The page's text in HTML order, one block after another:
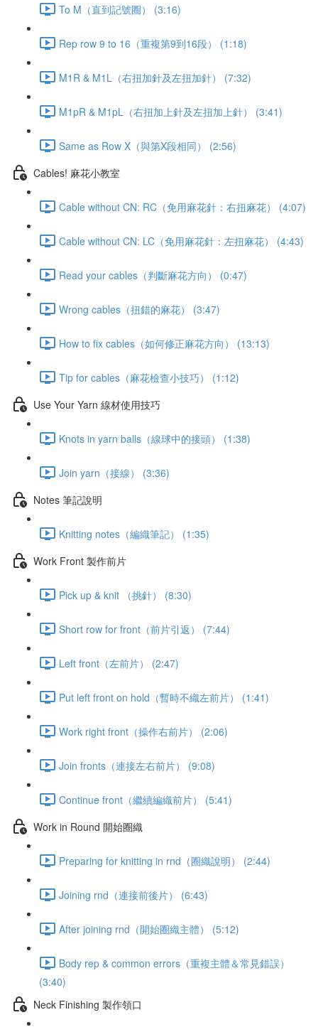
To M（直到記號圈） (3:16)
Rep row 9 to 16（重複第9到16段） (1:18)
M1R & M1L（右扭加針及左扭加針） (7:32)
M1pR & M1pL（右扭加上針及左扭加上針） (3:41)
Same as Row X（與第X段相同） (2:56)
Cables! 麻花小教室
Cable without CN: RC（免用麻花針：右扭麻花） (4:07)
Cable without CN: LC（免用麻花針：左扭麻花） (4:43)
Read your cables（判斷麻花方向） (0:47)
Wrong cables（扭錯的麻花） (3:47)
How to fix cables（如何修正麻花方向） (13:13)
Tip for cables（麻花檢查小技巧） (1:12)
Use Your Yarn 線材使用技巧
Knots in yarn balls（線球中的接頭） (1:38)
Join yarn（接線） (3:36)
Notes 筆記說明
Knitting notes（編織筆記） (1:35)
Work Front 製作前片
Pick up & knit （挑針） (8:30)
Short row for front（前片引返） (7:44)
Left front（左前片） (2:47)
Put left front on hold（暫時不織左前片） (1:41)
Work right front（操作右前片） (2:06)
Join fronts（連接左右前片） (9:08)
Continue front（繼續編織前片） (5:41)
Work in Round 開始圈織
Preparing for knitting in rnd（圈織說明） (2:44)
Joining rnd（連接前後片） (6:43)
After joining rnd（開始圈織主體） (5:12)
Body rep & common errors（重複主體＆常見錯誤）
(3:40)
Neck Finishing 製作領口